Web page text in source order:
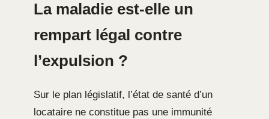
La maladie est-elle un
rempart légal contre
l’expulsion ?
Sur le plan législatif, l’état de santé d’un
locataire ne constitue pas une immunité